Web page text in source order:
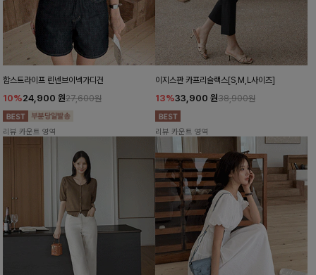
함스트라이프 린넨브이넥가디건
10%24,900 원27,600원
리뷰 카운트 영역
이지스판 카프리슬랙스[S,M,L사이즈]
13%33,900 원38,900원
리뷰 카운트 영역